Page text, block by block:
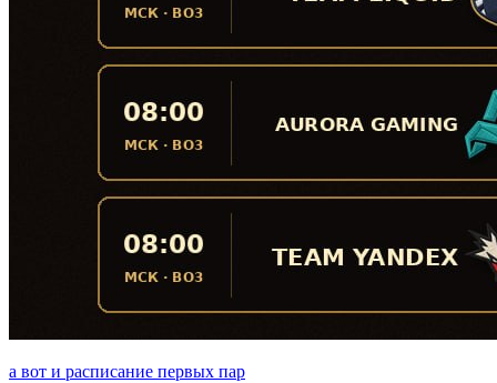
а вот и расписание первых пар